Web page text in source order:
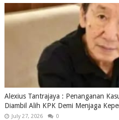
Alexius Tantrajaya : Penanganan
Diambil Alih KPK Demi Menjaga
July 27, 2026 0